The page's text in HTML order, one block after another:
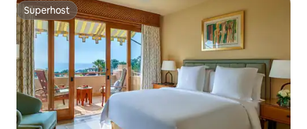
Superhost
Superhost